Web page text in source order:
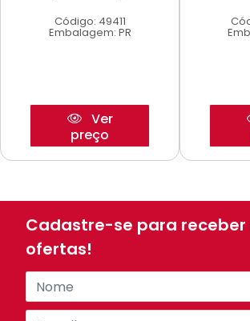
Código: 49411
Embalagem: PR
Ver
preço
Cadastre-se para receber
ofertas!